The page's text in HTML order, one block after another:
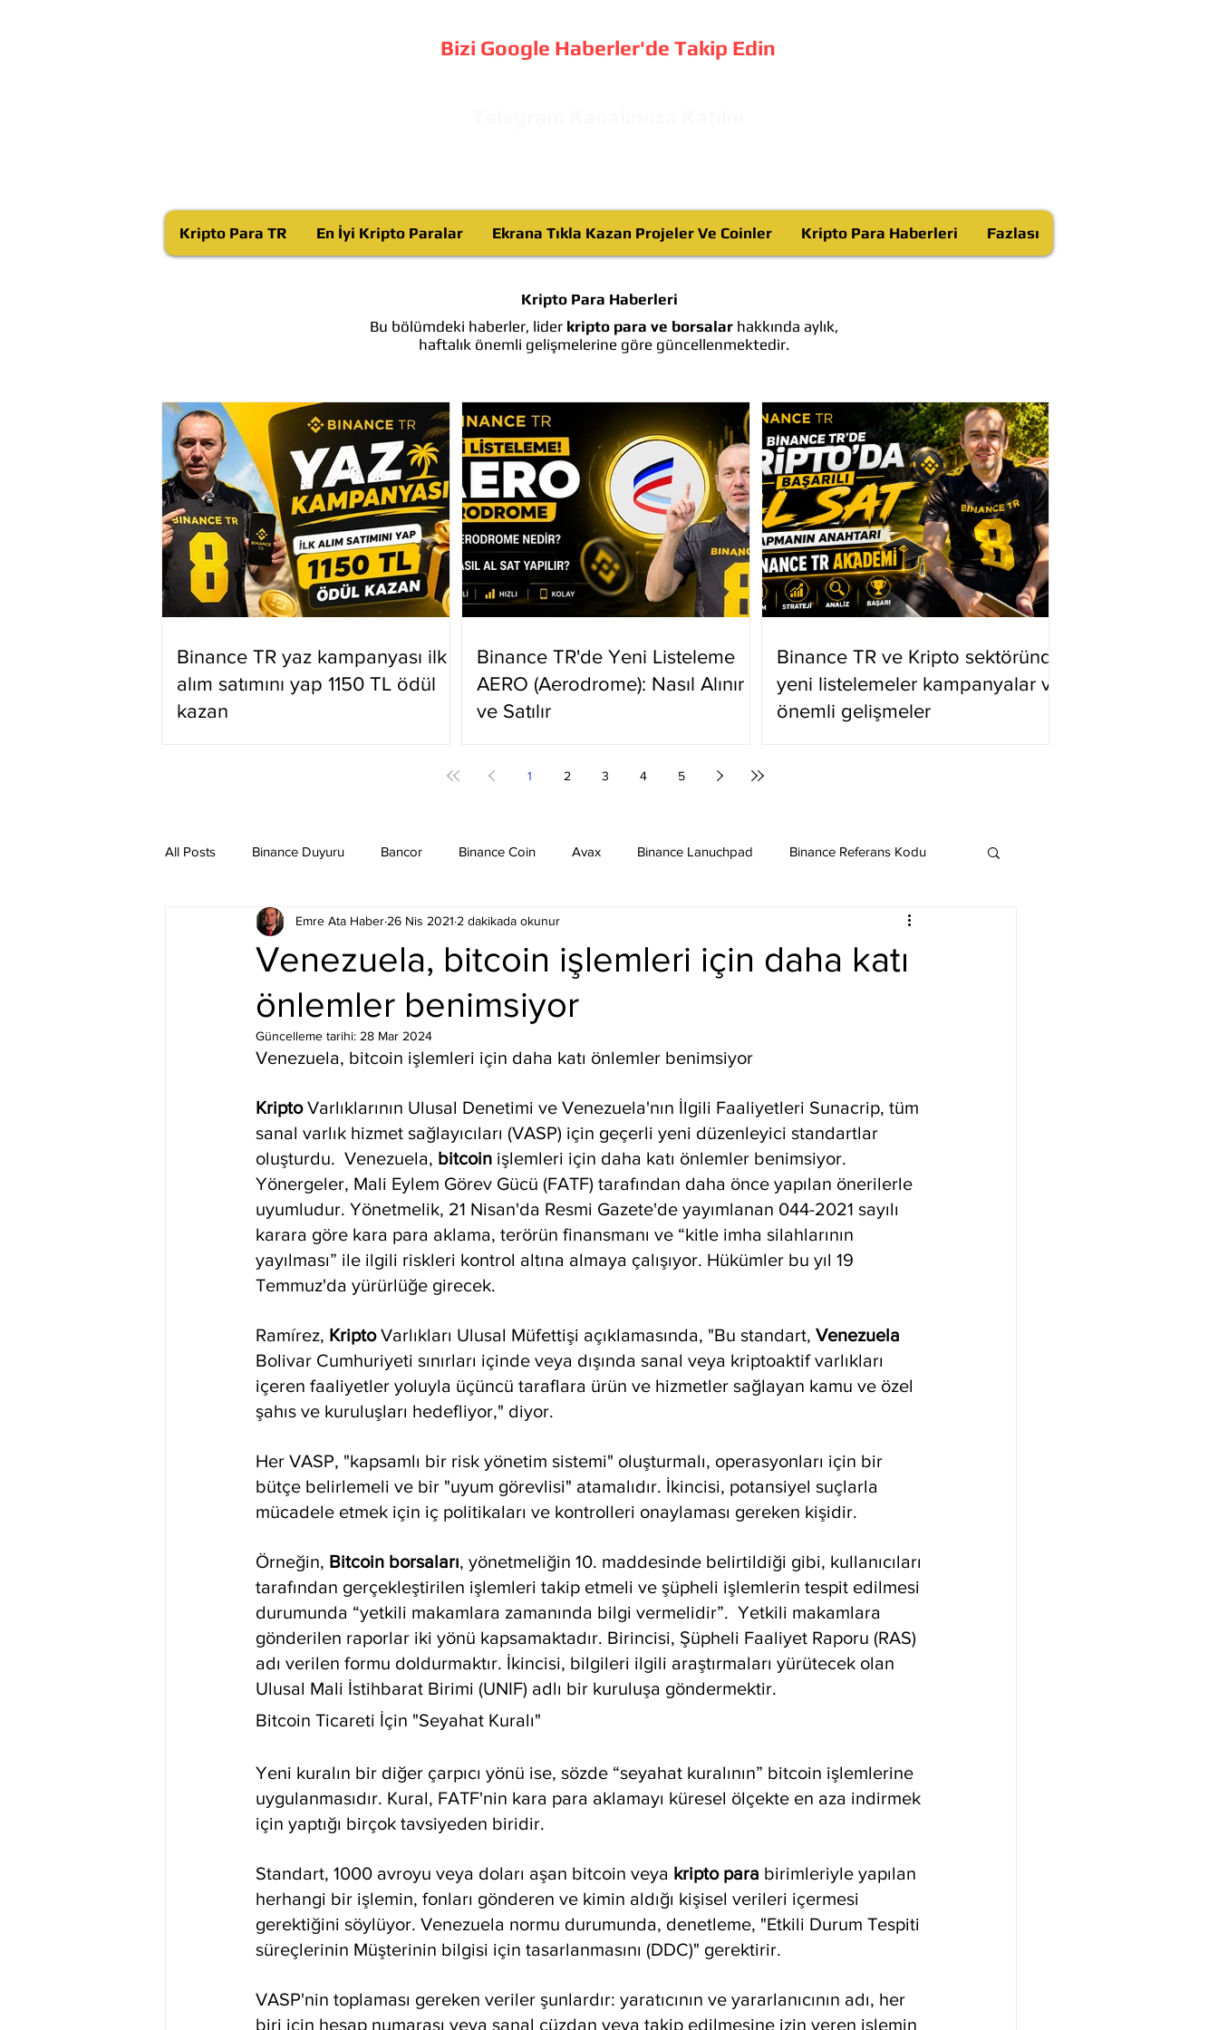
Bizi Google Haberler'de Takip Edin
Kripto Para TR En İyi Kripto Paralar Ekrana Tıkla Kazan Projeler Ve Coinler Kripto Para Haberleri Fazlası
Kripto Para Haberleri
Bu bölümdeki haberler, lider kripto para ve borsalarhakkında aylık,
haftalık önemli gelişmelerine göre güncellenmektedir.
Binance TR yaz kampanyası ilk
alım satımını yap 1150 TL ödül
kazan
Binance TR'de Yeni Listeleme
AERO (Aerodrome): Nasıl Alınır
ve Satılır
Binance TR ve Kripto sektöründe
yeni listelemeler kampanyalar ve
önemli gelişmeler
1 2 3 4 5
All Posts Binance Duyuru Bancor Binance Coin Avax Binance Lanuchpad Binance Referans Kodu
Binance Taraftar Token Bitcoin Bitcoin Sv Binance Yeni Listeleme
Bittorent Coin Chiliz Compound Dai Dash
Ethereum Classic Elrond Eos Kripto Para Haberleri Iota Holo
Venezuela, bitcoin işlemleri için daha katı
önlemler benimsiyor
Emre Ata Haber 26 Nis 2021 2 dakikada okunur
Güncelleme tarihi: 28 Mar 2024
Venezuela, bitcoin işlemleri için daha katı önlemler benimsiyor
Kripto Varlıklarının Ulusal Denetimi ve Venezuela'nın İlgili Faaliyetleri Sunacrip, tüm
sanal varlık hizmet sağlayıcıları (VASP) için geçerli yeni düzenleyici standartlar
oluşturdu.  Venezuela, bitcoin işlemleri için daha katı önlemler benimsiyor.
Yönergeler, Mali Eylem Görev Gücü (FATF) tarafından daha önce yapılan önerilerle
uyumludur. Yönetmelik, 21 Nisan'da Resmi Gazete'de yayımlanan 044-2021 sayılı
karara göre kara para aklama, terörün finansmanı ve “kitle imha silahlarının
yayılması” ile ilgili riskleri kontrol altına almaya çalışıyor. Hükümler bu yıl 19
Temmuz'da yürürlüğe girecek.
Ramírez, Kripto Varlıkları Ulusal Müfettişi açıklamasında, "Bu standart, Venezuela
Bolivar Cumhuriyeti sınırları içinde veya dışında sanal veya kriptoaktif varlıkları
içeren faaliyetler yoluyla üçüncü taraflara ürün ve hizmetler sağlayan kamu ve özel
şahıs ve kuruluşları hedefliyor," diyor.
Her VASP, "kapsamlı bir risk yönetim sistemi" oluşturmalı, operasyonları için bir
bütçe belirlemeli ve bir "uyum görevlisi" atamalıdır. İkincisi, potansiyel suçlarla
mücadele etmek için iç politikaları ve kontrolleri onaylaması gereken kişidir.
Örneğin, Bitcoin borsaları, yönetmeliğin 10. maddesinde belirtildiği gibi, kullanıcıları
tarafından gerçekleştirilen işlemleri takip etmeli ve şüpheli işlemlerin tespit edilmesi
durumunda “yetkili makamlara zamanında bilgi vermelidir”.  Yetkili makamlara
gönderilen raporlar iki yönü kapsamaktadır. Birincisi, Şüpheli Faaliyet Raporu (RAS)
adı verilen formu doldurmaktır. İkincisi, bilgileri ilgili araştırmaları yürütecek olan
Ulusal Mali İstihbarat Birimi (UNIF) adlı bir kuruluşa göndermektir.
Bitcoin Ticareti İçin "Seyahat Kuralı"
Yeni kuralın bir diğer çarpıcı yönü ise, sözde “seyahat kuralının” bitcoin işlemlerine
uygulanmasıdır. Kural, FATF'nin kara para aklamayı küresel ölçekte en aza indirmek
için yaptığı birçok tavsiyeden biridir.
Standart, 1000 avroyu veya doları aşan bitcoin veya kripto para birimleriyle yapılan
herhangi bir işlemin, fonları gönderen ve kimin aldığı kişisel verileri içermesi
gerektiğini söylüyor. Venezuela normu durumunda, denetleme, "Etkili Durum Tespiti
süreçlerinin Müşterinin bilgisi için tasarlanmasını (DDC)" gerektirir.
VASP'nin toplaması gereken veriler şunlardır: yaratıcının ve yararlanıcının adı, her
biri için hesap numarası veya sanal cüzdan veya takip edilmesine izin veren işlemin